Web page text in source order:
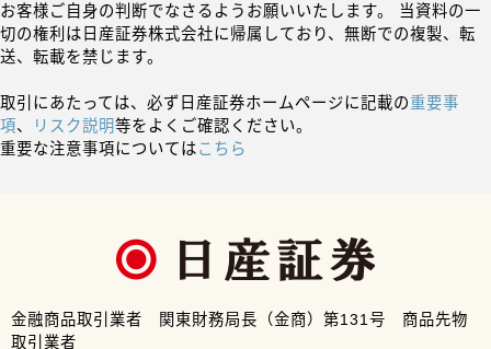
お客様ご自身の判断でなさるようお願いいたします。 当資料の一
切の権利は日産証券株式会社に帰属しており、無断での複製、転
送、転載を禁じます。
取引にあたっては、必ず日産証券ホームページに記載の重要事
項、 リスク説明等をよくご確認ください。
重要な注意事項についてはこちら
金融商品取引業者 関東財務局長（金商）第131号 商品先物
取引業者